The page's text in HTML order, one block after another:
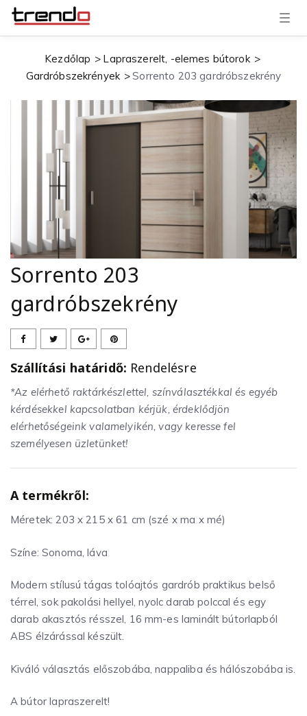
T
g
v
i
g
t
i
o
Kezdőlap
Lapraszerelt, -elemes bútorok
Gardróbszekrények
Sorrento 203 gardróbszekrény
Sorrento 203
gardróbszekrény
Szállítási határidő: Rendelésre
*Az elérhető raktárkészlettel, színválasztékkal és egyéb
kérdésekkel kapcsolatban kérjük, érdeklődjön
elérhetőségeink valamelyikén, vagy keresse fel
személyesen üzletünket!
A termékről:
Méretek: 203 x 215 x 61 cm (szé x ma x mé)
Színe: Sonoma, láva
Modern stílusú tágas tolóajtós gardrób praktikus belső
térrel, sok pakolási hellyel, nyolc darab polccal és egy
darab akasztós résszel, 16 mm-es laminált bútorlapból
ABS élzárással készült.
Kiváló választás előszobába, nappaliba és hálószobába is.
A bútor lapraszerelt!